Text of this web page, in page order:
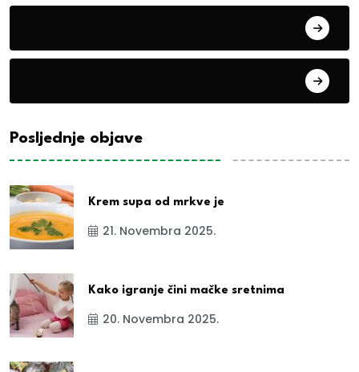
Posljednje objave
Krem supa od mrkve je
21. Novembra 2025.
Kako igranje čini mačke sretnima
20. Novembra 2025.